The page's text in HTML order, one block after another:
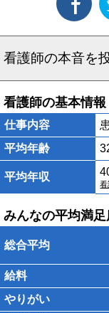
看護師の本音を
看護師の基本情報
仕事内容
平均年齢
平均年収
看
みんなの平均満足
総合平均
給料
やりがい